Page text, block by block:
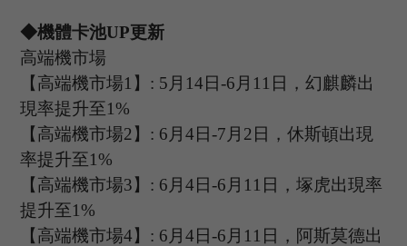
◆機體卡池UP更新
高端機市場
【高端機市場1 】 : 5 月 14 日-6 月 11 日，幻麒麟出
現率提升至1%
【高端機市場2 】 : 6 月4 日-7 月 2 日，休斯頓出現
率提升至1%
【高端機市場3】 : 6 月4 日-6 月 11 日，塚虎出現率
提升至1%
【高端機市場4】 : 6 月4 日-6 月 11 日， 阿斯莫德出